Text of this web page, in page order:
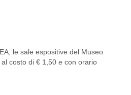
le sale espositive del Museo
costo di € 1,50 e con orario